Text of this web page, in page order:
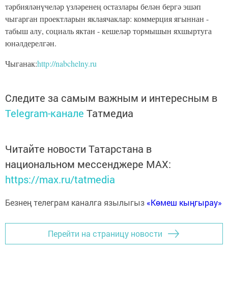
тәрбияләнүчеләр үзләренең остазлары белән бергә эшәп
чыгарган проектларын яклаячаклар: коммерция ягыннан -
табыш алу, социаль яктан - кешеләр тормышын яхшыртуга
юнәлдерелгән.
Чыганак:http://nabchelny.ru
Следите за самым важным и интересным в
Telegram-канале Татмедиа
Читайте новости Татарстана в
национальном мессенджере MАХ:
https://max.ru/tatmedia
Безнең телеграм каналга язылыгыз «Көмеш кыңгырау»
Перейти на страницу новости